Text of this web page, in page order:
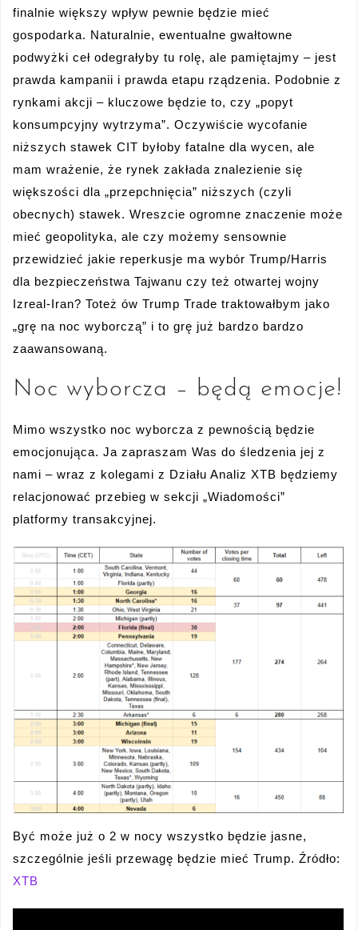
finalnie większy wpływ pewnie będzie mieć
gospodarka. Naturalnie, ewentualne gwałtowne
podwyżki ceł odegrałyby tu rolę, ale pamiętajmy – jest
prawda kampanii i prawda etapu rządzenia. Podobnie z
rynkami akcji – kluczowe będzie to, czy „popyt
konsumpcyjny wytrzyma”. Oczywiście wycofanie
niższych stawek CIT byłoby fatalne dla wycen, ale
mam wrażenie, że rynek zakłada znalezienie się
większości dla „przepchnięcia” niższych (czyli
obecnych) stawek. Wreszcie ogromne znaczenie może
mieć geopolityka, ale czy możemy sensownie
przewidzieć jakie reperkusje ma wybór Trump/Harris
dla bezpieczeństwa Tajwanu czy też otwartej wojny
Izreal-Iran? Toteż ów Trump Trade traktowałbym jako
„grę na noc wyborczą” i to grę już bardzo bardzo
zaawansowaną.
Noc wyborcza – będą emocje!
Mimo wszystko noc wyborcza z pewnością będzie
emocjonująca. Ja zapraszam Was do śledzenia jej z
nami – wraz z kolegami z Działu Analiz XTB będziemy
relacjonować przebieg w sekcji „Wiadomości”
platformy transakcyjnej.
Być może już o 2 w nocy wszystko będzie jasne,
szczególnie jeśli przewagę będzie mieć Trump. Źródło:
XTB